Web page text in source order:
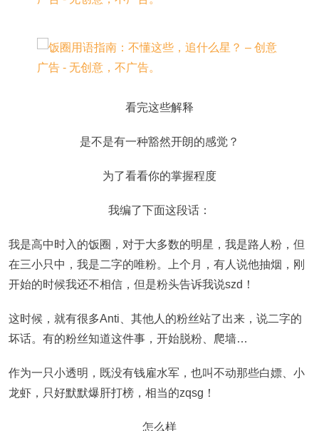
看完这些解释
是不是有一种豁然开朗的感觉？
为了看看你的掌握程度
我编了下面这段话：
我是高中时入的饭圈，对于大多数的明星，我是路人粉，但
在三小只中，我是二字的唯粉。上个月，有人说他抽烟，刚
开始的时候我还不相信，但是粉头告诉我说szd！
这时候，就有很多Anti、其他人的粉丝站了出来，说二字的
坏话。有的粉丝知道这件事，开始脱粉、爬墙…
作为一只小透明，既没有钱雇水军，也叫不动那些白嫖、小
龙虾，只好默默爆肝打榜，相当的zqsg！
怎么样